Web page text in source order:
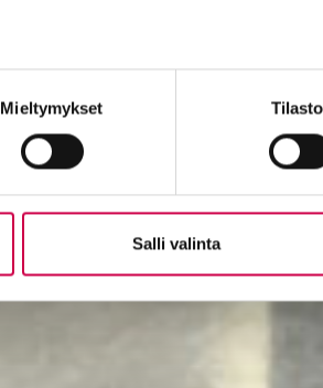
Mieltymykset
Salli valinta